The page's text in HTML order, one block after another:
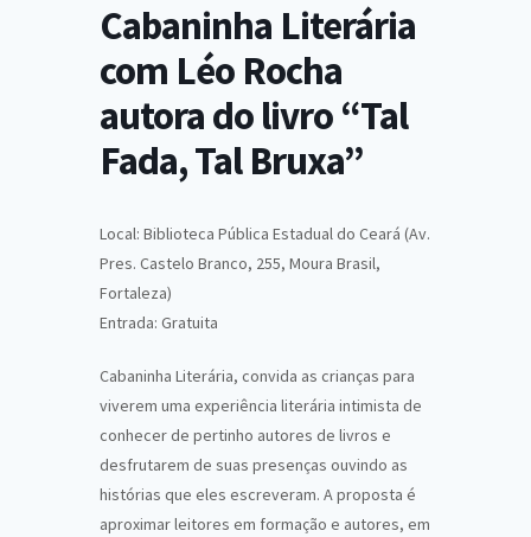
Cabaninha Literária
com Léo Rocha
autora do livro “Tal
Fada, Tal Bruxa”
Local: Biblioteca Pública Estadual do Ceará (Av.
Pres. Castelo Branco, 255, Moura Brasil,
Fortaleza)
Entrada: Gratuita
Cabaninha Literária, convida as crianças para
viverem uma experiência literária intimista de
conhecer de pertinho autores de livros e
desfrutarem de suas presenças ouvindo as
histórias que eles escreveram. A proposta é
aproximar leitores em formação e autores, em